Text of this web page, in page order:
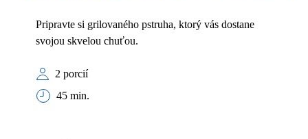
Pripravte si grilovaného pstruha, ktorý vás dostane
svojou skvelou chuťou.
2 porcií
45 min.